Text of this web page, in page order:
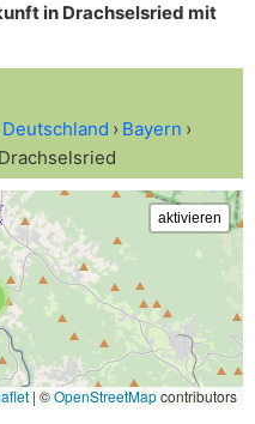
in Drachselsried mit
Deutschland
Bayern
Drachselsried
| ©OpenStreetMapcontributors